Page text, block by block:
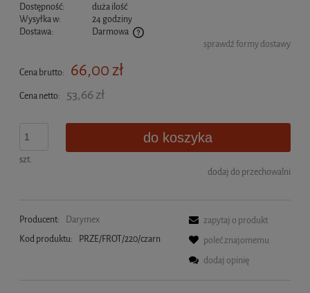
Dostępność:
duża ilość
Wysyłka w:
24 godziny
Dostawa:
Darmowa
Cena nie zawiera ewentualnych kosztów płatnościsprawdź formy dostawy
Cena brutto: 66,00 zł
Cena netto: 53,66 zł
szt.
do koszyka
dodaj do przechowalni
Producent:
Darymex
Kod produktu:
PRZE/FROT/220/czarn
zapytaj o produkt
poleć znajomemu
dodaj opinię